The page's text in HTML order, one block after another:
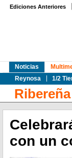
Ediciones Anteriores
Noticias
Reynosa
1/2
Ribereña
con un